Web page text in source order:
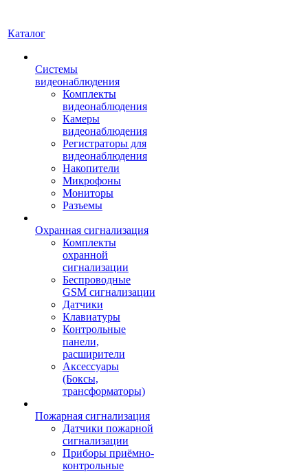
Каталог
Системы
видеонаблюдения
Комплекты
видеонаблюдения
Камеры
видеонаблюдения
Регистраторы для
видеонаблюдения
Накопители
Микрофоны
Мониторы
Разъемы
Охранная сигнализация
Комплекты
охранной
сигнализации
Беспроводные
GSM сигнализации
Датчики
Клавиатуры
Контрольные
панели,
расширители
Аксессуары
(Боксы,
трансформаторы)
Пожарная сигнализация
Датчики пожарной
сигнализации
Приборы приёмно-
контрольные